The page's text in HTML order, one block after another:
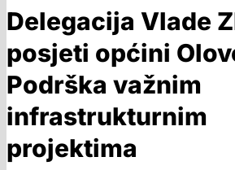
Delegacija Vlade
posjeti općini
Podrška važnim
infrastrukturnim
projektima